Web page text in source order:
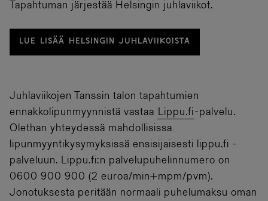
Tapahtuman järjestää Helsingin juhlaviikot.
LUE LISÄÄ HELSINGIN JUHLAVIIKOISTA
Juhlaviikojen Tanssin talon tapahtumien
ennakkolipunmyynnistä vastaa Lippu.fi-palvelu.
Olethan yhteydessä mahdollisissa
lipunmyyntikysymyksissä ensisijaisesti lippu.fi -
palveluun. Lippu.fi:n palvelupuhelinnumero on
0600 900 900 (2 euroa/min+mpm/pvm).
Jonotuksesta peritään normaali puhelumaksu oman